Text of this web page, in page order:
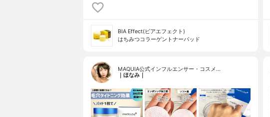
BIA Effect(ビアエフェクト)
はちみつコラーゲントナーパッド
MAQUIA公式インフルエンサー・コスメ…
｜ほなみ｜